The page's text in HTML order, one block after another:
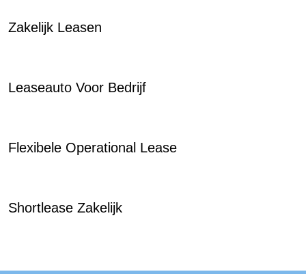
Zakelijk Leasen
Leaseauto Voor Bedrijf
Flexibele Operational Lease
Shortlease Zakelijk